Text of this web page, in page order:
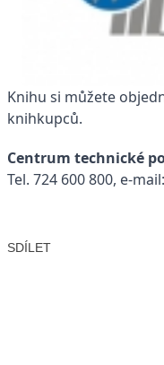
Knihu si můžete
knihkupců.
Centrum technické
Tel. 724 600 800, e-mail:
SDÍLET